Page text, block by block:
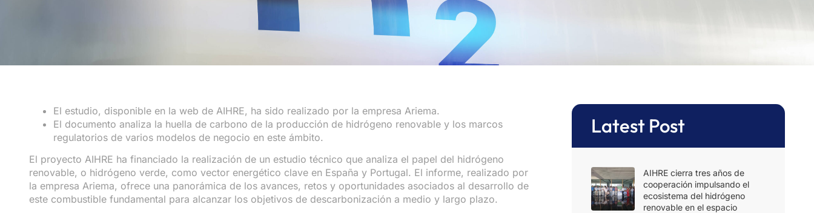
El estudio, disponible en la web de AIHRE, ha sido realizado por la empresa Ariema.
El documento analiza la huella de carbono de la producción de hidrógeno renovable y los marcos
regulatorios de varios modelos de negocio en este ámbito.
El proyecto AIHRE ha financiado la realización de un estudio técnico que analiza el papel del hidrógeno
renovable, o hidrógeno verde, como vector energético clave en España y Portugal. El informe, realizado por
la empresa Ariema, ofrece una panorámica de los avances, retos y oportunidades asociados al desarrollo de
este combustible fundamental para alcanzar los objetivos de descarbonización a medio y largo plazo.
Latest Post
AIHRE cierra tres años de
cooperación impulsando el
ecosistema del hidrógeno
renovable en el espacio